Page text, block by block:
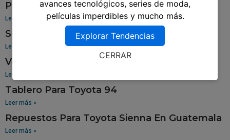
Pantalla Para Toyota Yaris
Leer más »
Sensor De Oxigeno Para Toyota Corolla
Leer más »
Venta De Aros Para Toyota Hilux
Leer más »
Tablero Para Toyota 94
Leer más »
Repuestos Para Toyota Sienna En Guatemala
Leer más »
avances tecnológicos, series de moda,
películas imperdibles y mucho más.
Explorar Tendencias
CERRAR